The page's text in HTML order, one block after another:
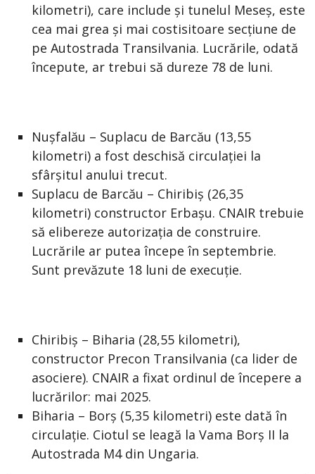
kilometri), care include și tunelul Meseș, este
cea mai grea și mai costisitoare secțiune de
pe Autostrada Transilvania. Lucrările, odată
începute, ar trebui să dureze 78 de luni.
Nușfalău – Suplacu de Barcău (13,55
kilometri) a fost deschisă circulației la
sfârșitul anului trecut.
Suplacu de Barcău – Chiribiș (26,35
kilometri) constructor Erbașu. CNAIR trebuie
să elibereze autorizația de construire.
Lucrările ar putea începe în septembrie.
Sunt prevăzute 18 luni de execuție.
Chiribiș – Biharia (28,55 kilometri),
constructor Precon Transilvania (ca lider de
asociere). CNAIR a fixat ordinul de începere a
lucrărilor: mai 2025.
Biharia – Borș (5,35 kilometri) este dată în
circulație. Ciotul se leagă la Vama Borș II la
Autostrada M4 din Ungaria.